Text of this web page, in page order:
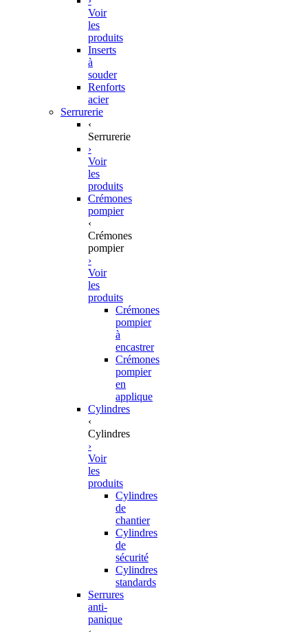
Voir
les
produits
Inserts
à
souder
Renforts
acier
Serrurerie
‹
Serrurerie
›
Voir
les
produits
Crémones
pompier
‹
Crémones
pompier
›
Voir
les
produits
Crémones
pompier
à
encastrer
Crémones
pompier
en
applique
Cylindres
‹
Cylindres
›
Voir
les
produits
Cylindres
de
chantier
Cylindres
de
sécurité
Cylindres
standards
Serrures
anti-
panique